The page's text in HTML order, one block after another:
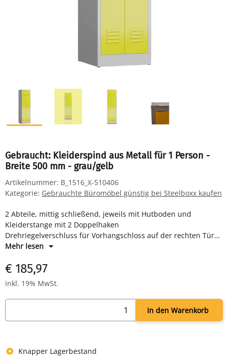
Gebraucht: Kleiderspind aus Metall für 1 Person -
Breite 500 mm - grau/gelb
Artikelnummer: B_1516_X-510406
Kategorie: Gebrauchte Büromöbel günstig bei Steelboxx kaufen
2 Abteile, mittig schließend, jeweils mit Hutboden und
Kleiderstange mit 2 Doppelhaken
Drehriegelverschluss für Vorhangschloss auf der rechten Tür
Maße: H 1800 x B 500 x T 500 mm
pulverbeschichtet
Komplett montiert und verschweißt - sofort einsatzbereit
Mehr lesen
€ 185,97
inkl. 19% MwSt.
In den Warenkorb
Knapper Lagerbestand